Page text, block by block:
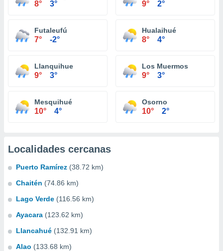
8° 3° 9° 2°
Futaleufú
7° -2°
Hualaihué
8° 4°
Llanquihue
9° 3°
Los Muermos
9° 3°
Mesquihué
10° 4°
Osorno
10° 2°
Localidades cercanas
Puerto Ramírez (38.72 km)
Chaitén (74.86 km)
Lago Verde (116.56 km)
Ayacara (123.62 km)
Llancahué (132.91 km)
Alao (133.68 km)